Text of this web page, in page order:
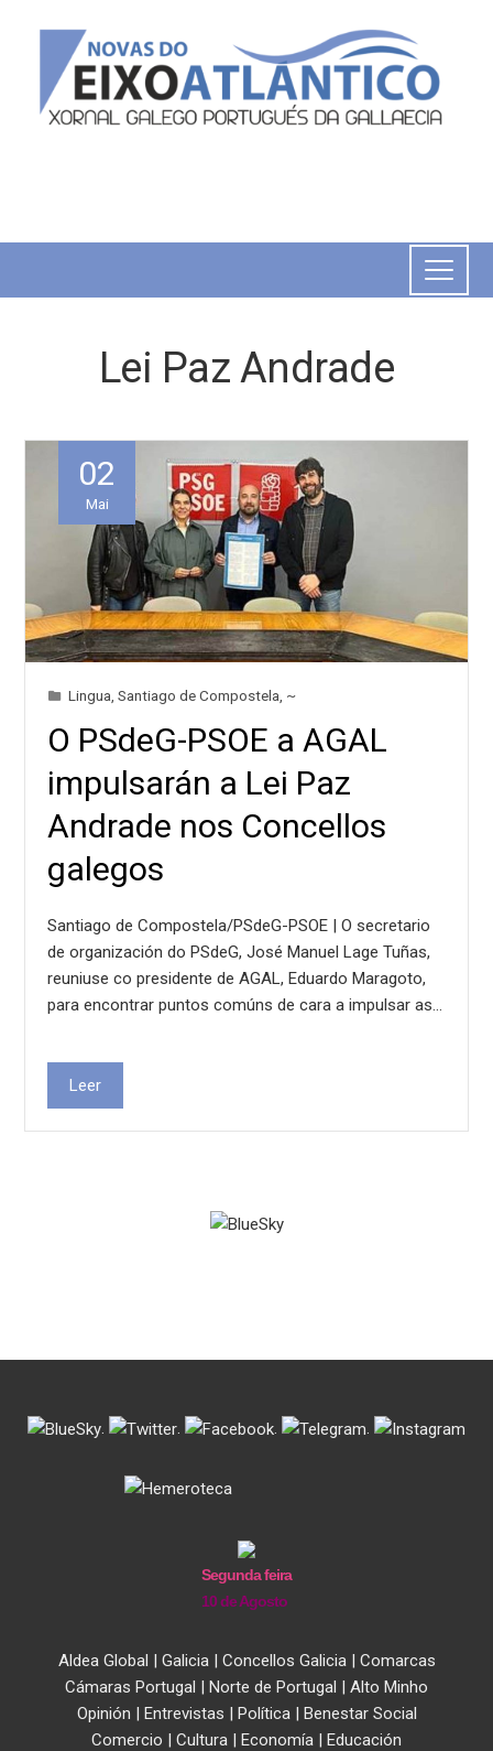
Lei Paz Andrade
02
Mai
Lingua ,Santiago de Compostela ~
O PSdeG-PSOE a AGAL
impulsarán a Lei Paz
Andrade nos Concellos
galegos
Santiago de Compostela/PSdeG-PSOE | O secretario
de organización do PSdeG, José Manuel Lage Tuñas,
reuniuse co presidente de AGAL, Eduardo Maragoto,
para encontrar puntos comúns de cara a impulsar as…
Leer
. . . .
Segunda feira
10 de Agosto
Aldea Global | Galicia| Concellos Galicia| Comarcas
Cámaras Portugal | Norte de Portugal | Alto Minho
Opinión | Entrevistas | Política| Benestar Social
Comercio | Cultura | Economía | Educación